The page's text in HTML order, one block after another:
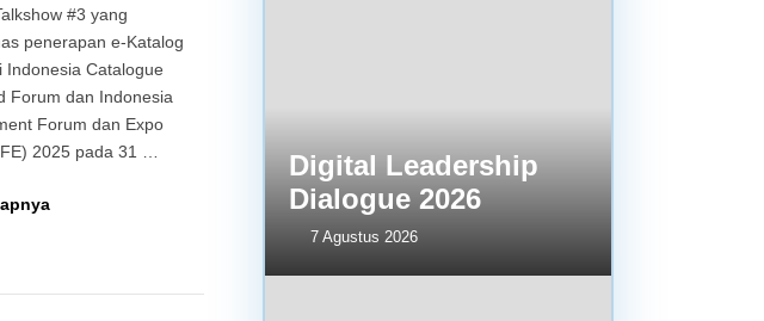
#3 yang
penerapan e-Katalog
Indonesia Catalogue
Forum dan Indonesia
Forum dan Expo
2025 pada 31 …
Talkshow
Digital Leadership
Dialogue 2026
7 Agustus 2026